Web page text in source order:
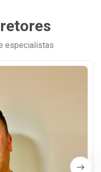
especialistas